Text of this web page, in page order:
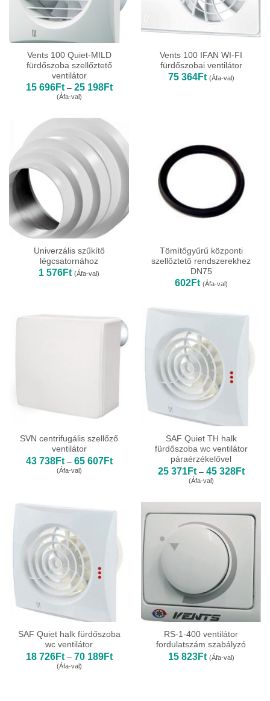
Vents 100 Quiet-MILD
fürdőszoba szellőztető
ventilátor
15 696Ft – 25 198FtÁrtartomány:
198Ft
(Áfa-val)
Vents 100 IFAN WI-FI
fürdőszobai ventilátor
75 364Ft (Áfa-val)
Univerzális szűkítő
légcsatornához
1 576Ft (Áfa-val)
Tömítőgyűrű központi
szellőztető rendszerekhez
DN75
602Ft (Áfa-val)
SVN centrifugális szellőző
ventilátor
43 738Ft – 65 607FtÁrtartomány:
43
(Áfa-val)
SAF Quiet TH halk
fürdőszoba wc ventilátor
páraérzékelővel
25 371Ft – 45 328Ft
25
45
(Áfa-val)
SAF Quiet halk fürdőszoba
wc ventilátor
18 726Ft – 70 189FtÁrtartomány:
18
(Áfa-val)
RS-1-400 ventilátor
fordulatszám szabályzó
15 823Ft (Áfa-val)